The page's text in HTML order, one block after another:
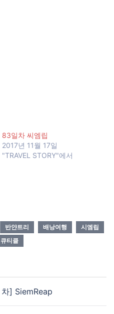
83일차 씨엠립
2017년 11월 17일
"TRAVEL STORY"에서
반얀트리 배낭여행
시엠립
큐티클
] SiemReap